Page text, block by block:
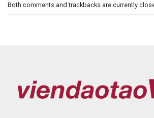
Both comments and trackbacks are currently